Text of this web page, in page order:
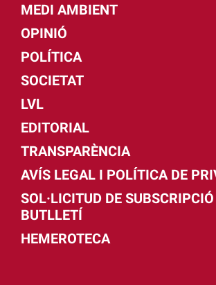
MEDI AMBIENT
OPINIÓ
POLÍTICA
SOCIETAT
LVL
EDITORIAL
TRANSPARÈNCIA
AVÍS LEGAL I POLÍTICA DE
SOL·LICITUD DE
BUTLLETÍ
HEMEROTECA